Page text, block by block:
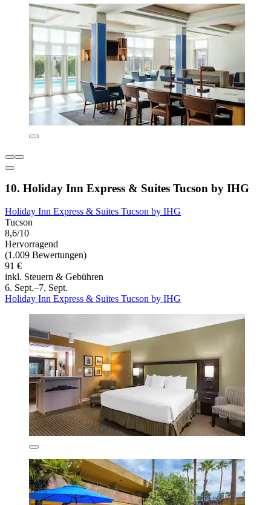
10. Holiday Inn Express & Suites Tucson by IHG
Holiday Inn Express & Suites Tucson by IHG
Tucson
8,6/10
Hervorragend
(1.009 Bewertungen)
91 €
inkl. Steuern & Gebühren
6. Sept.–7. Sept.
Holiday Inn Express & Suites Tucson by IHG